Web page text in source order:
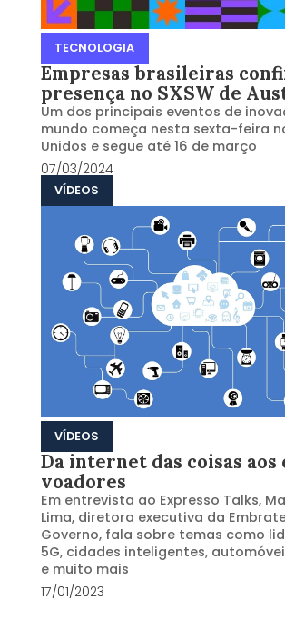
TECNOLOGIA
Empresas brasileiras
presença no SXSW de
Um dos principais eventos de
mundo começa nesta sexta-feira
Unidos e segue até 16 de março
07/03/2024
VÍDEOS
VÍDEOS
Da internet das coisas aos
voadores
Em entrevista ao Expresso Talks,
Lima, diretora executiva da
Governo, fala sobre temas como
5G, cidades inteligentes,
e muito mais
17/01/2023